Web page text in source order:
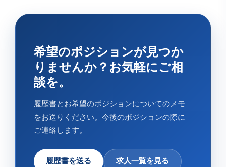
希望のポジションが見つか
りませんか？お気軽にご相
談を。
履歴書とお希望のポジションについてのメモ
をお送りください。今後のポジションの際に
ご連絡します。
履歴書を送る 求人一覧を見る